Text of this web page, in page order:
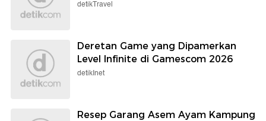
detikTravel
Deretan Game yang Dipamerkan
Level Infinite di Gamescom 2026
detikInet
Resep Garang Asem Ayam Kampung